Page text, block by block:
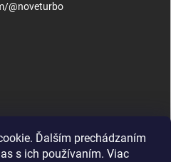
Ďalším prechádzaním
s ich používaním. Viac
@noveturbo
€0